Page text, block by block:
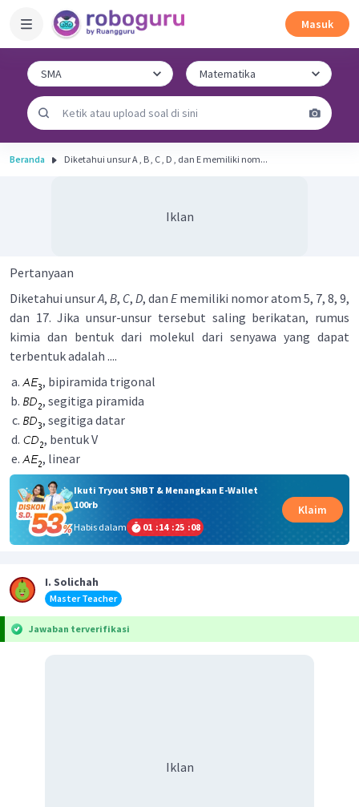
Masuk
Beranda Diketahui unsur A , B , C , D , dan E memiliki nom...
Iklan
Pertanyaan
Diketahui unsurA, B, C, D, dan Ememiliki nomor atom 5, 7, 8, 9,
dan 17. Jika unsur-unsur tersebut saling berikatan, rumus
kimia dan bentuk dari molekul dari senyawa yang dapat
terbentuk adalah ....
, bipiramida trigonal
, segitiga piramida
, segitiga datar
, bentuk V
, linear
Ikuti Tryout SNBT & Menangkan E-Wallet
100rb
Habis dalam
01 :14 :25 :08
Klaim
I. Solichah
Master Teacher
Jawaban terverifikasi
Iklan